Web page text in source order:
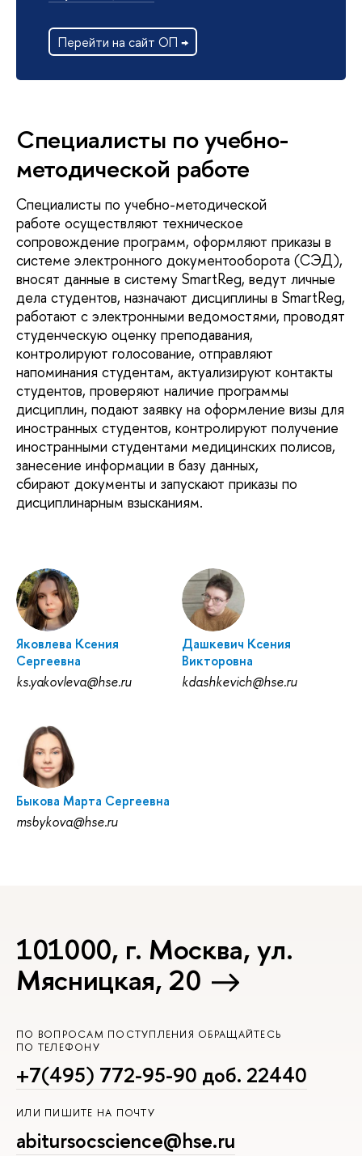
Перейти на сайт ОП →
Специалисты по учебно-
методической работе
Специалисты по учебно-методической
работе осуществляют техническое
сопровождение программ, оформляют приказы в
системе электронного документооборота (СЭД),
вносят данные в систему SmartReg, ведут личные
дела студентов, назначают дисциплины в SmartReg,
работают с электронными ведомостями, проводят
студенческую оценку преподавания,
контролируют голосование, отправляют
напоминания студентам, актуализируют контакты
студентов, проверяют наличие программы
дисциплин, подают заявку на оформление визы для
иностранных студентов, контролируют получение
иностранными студентами медицинских полисов,
занесение информации в базу данных,
сбирают документы и запускают приказы по
дисциплинарным взысканиям.
Яковлева Ксения
Сергеевна
ks.yakovleva@hse.ru
Дашкевич Ксения
Викторовна
kdashkevich@hse.ru
Быкова Марта Сергеевна
msbykova@hse.ru
101000, г. Москва, ул.
Мясницкая, 20
ПО ВОПРОСАМ ПОСТУПЛЕНИЯ ОБРАЩАЙТЕСЬ
ПО ТЕЛЕФОНУ
+7(495) 772-95-90 доб. 22440
ИЛИ ПИШИТЕ НА ПОЧТУ
abitursocscience@hse.ru